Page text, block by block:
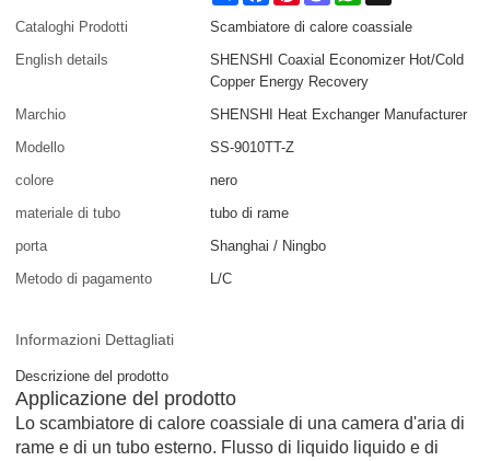
Cataloghi Prodotti
Scambiatore di calore coassiale
English details
SHENSHI Coaxial Economizer Hot/Cold
Copper Energy Recovery
Marchio
SHENSHI Heat Exchanger Manufacturer​
Modello
SS-9010TT-Z
colore
nero
materiale di tubo
tubo di rame
porta
Shanghai / Ningbo
Metodo di pagamento
L/C
Informazioni Dettagliati
Descrizione del prodotto
Applicazione del prodotto
Lo scambiatore di calore coassiale di una camera d'aria di
rame e di un tubo esterno. Flusso di liquido liquido e di